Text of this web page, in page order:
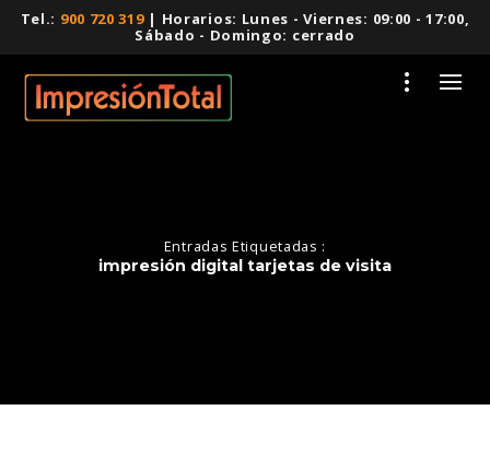
Tel.: 900 720 319| Horarios: Lunes - Viernes: 09:00 - 17:00,
Sábado - Domingo: cerrado
Entradas Etiquetadas :
impresión digital tarjetas de visita